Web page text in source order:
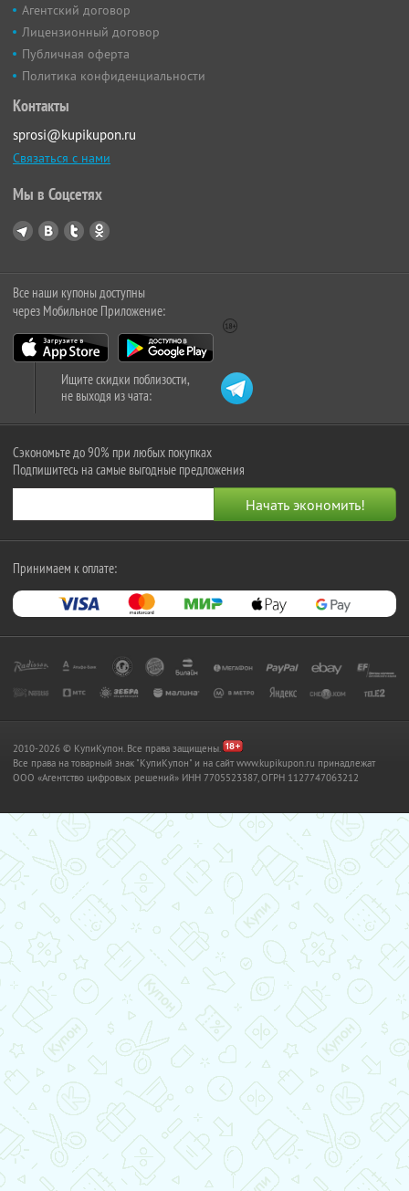
Агентский договор
Лицензионный договор
Публичная оферта
Политика конфиденциальности
Контакты
sprosi@kupikupon.ru
Связаться с нами
Мы в Соцсетях
Все наши купоны доступны
через Мобильное Приложение:
Ищите скидки поблизости,
не выходя из чата:
Сэкономьте до 90% при любых покупках
Подпишитесь на самые выгодные предложения
Принимаем к оплате:
2010-2026 © КупиКупон. Все права защищены.
Все права на товарный знак "КупиКупон" и на сайт www.kupikupon.ru принадлежат
OOO «Агентство цифровых решений» ИНН 7705523387, ОГРН 1127747063212